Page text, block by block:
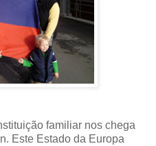
familiar nos chega
Este Estado da Europa